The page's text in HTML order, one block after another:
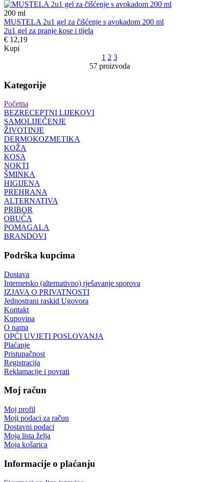
200 ml
MUSTELA 2u1 gel za čišćenje s avokadom 200 ml
2u1 gel za pranje kose i tijela
€ 12,19
Kupi
1 2 3
57 proizvoda
Kategorije
Početna
BEZRECEPTNI LIJEKOVI
SAMOLIJEČENJE
ŽIVOTINJE
DERMOKOZMETIKA
KOŽA
KOSA
NOKTI
ŠMINKA
HIGIJENA
PREHRANA
ALTERNATIVA
PRIBOR
OBUĆA
POMAGALA
BRANDOVI
Podrška kupcima
Dostava
Internetsko (alternativno) rješavanje sporova
IZJAVA O PRIVATNOSTI
Jednostrani raskid Ugovora
Kontakt
Kupovina
O nama
OPĆI UVJETI POSLOVANJA
Plaćanje
Pristupačnost
Registracija
Reklamacije i povrati
Moj račun
Moj profil
Moji podaci za račun
Dostavni podaci
Moja lista želja
Moja košarica
Informacije o plaćanju